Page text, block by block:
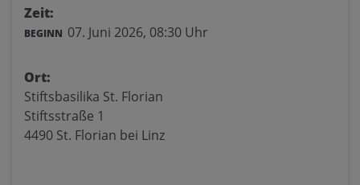
Zeit:
BEGINN 07. Juni 2026, 08:30 Uhr
Ort:
Stiftsbasilika St. Florian
Stiftsstraße 1
4490 St. Florian bei Linz